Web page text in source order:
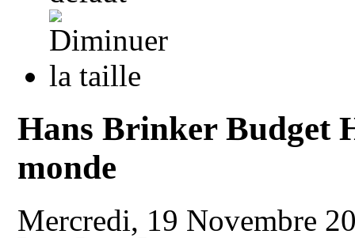
Hans Brinker Budget
monde
Mercredi, 19 Novembre